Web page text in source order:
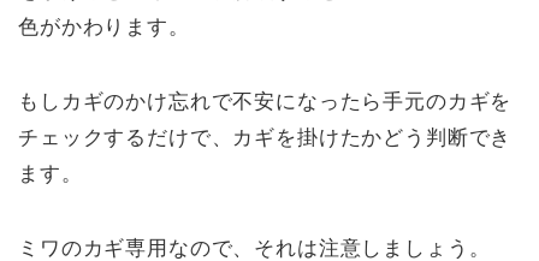
色がかわります。
もしカギのかけ忘れで不安になったら手元のカギを
チェックするだけで、カギを掛けたかどう判断でき
ます。
ミワのカギ専用なので、それは注意しましょう。